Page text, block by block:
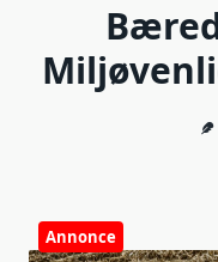
Annonce